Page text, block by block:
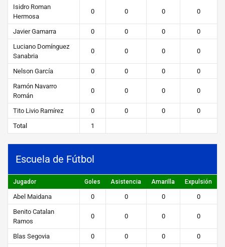
WEB-
2.png
Isidro Roman
Hermosa
0 0 0 0
Javier Gamarra 0 0 0
0
Luciano Domínguez
Sanabria
0 0 0 0
Nelson García 0 0 0
0
Ramón Navarro
Román
0 0 0 0
Tito Livio Ramírez 0 0 0
0
Total
1
Escuela de Fútbol
Jugador Goles Asistencia Amarilla Expulsión
Abel Maidana 0 0 0
0
Benito Catalan
Ramos
0 0 0 0
Blas Segovia 0 0 0
0